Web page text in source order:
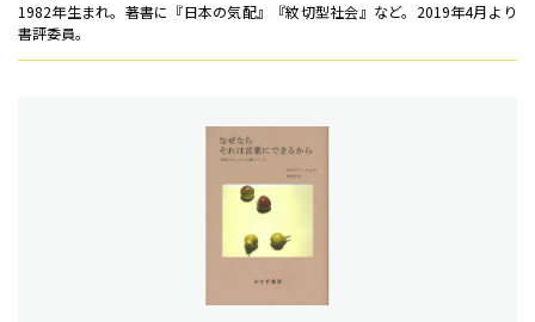
1982年生まれ。著書に『日本の気配』『紋切型社会』など。2019年4月より
書評委員。